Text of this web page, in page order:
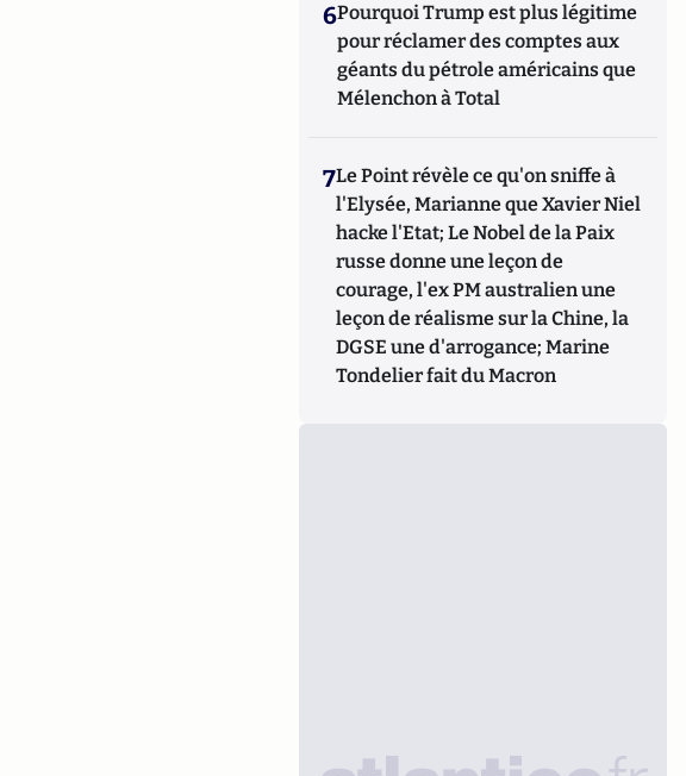
6Pourquoi Trump est plus légitime
pour réclamer des comptes aux
géants du pétrole américains que
Mélenchon à Total
7Le Point révèle ce qu'on sniffe à
l'Elysée, Marianne que Xavier Niel
hacke l'Etat; Le Nobel de la Paix
russe donne une leçon de
courage, l'ex PM australien une
leçon de réalisme sur la Chine, la
DGSE une d'arrogance; Marine
Tondelier fait du Macron